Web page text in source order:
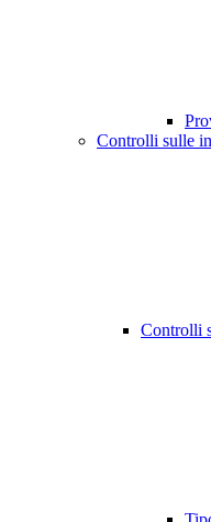
Controlli sulle
Controlli